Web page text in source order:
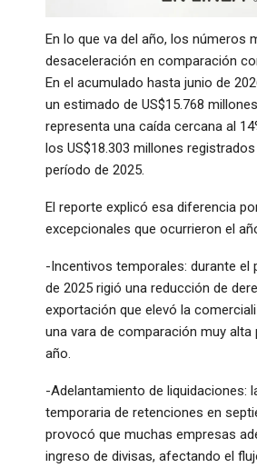
En lo que va del año, los números
desaceleración en comparación
En el acumulado hasta junio de
un estimado de US$15.768
representa una caída cercana al
los US$18.303 millones
período de 2025.
El reporte explicó esa diferencia
excepcionales que ocurrieron el
-Incentivos temporales: durante el
de 2025 rigió una reducción de
exportación que elevó la
una vara de comparación muy alta
año.
-Adelantamiento de liquidaciones:
temporaria de retenciones en
provocó que muchas empresas
ingreso de divisas, afectando el